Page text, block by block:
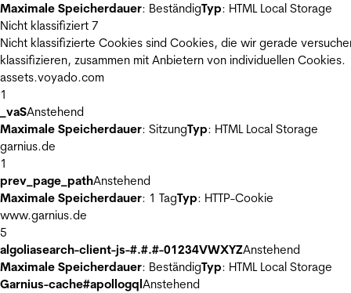
Maximale Speicherdauer: BeständigTyp: HTML Local Storage
Nicht klassifiziert 7
Nicht klassifizierte Cookies sind Cookies, die wir gerade
klassifizieren, zusammen mit Anbietern von individuellen Cookies.
assets.voyado.com
1
_vaSAnstehend
Maximale Speicherdauer: SitzungTyp: HTML Local Storage
garnius.de
1
prev_page_pathAnstehend
Maximale Speicherdauer: 1 TagTyp: HTTP-Cookie
www.garnius.de
5
algoliasearch-client-js-#.#.#-01234VWXYZAnstehend
Maximale Speicherdauer: BeständigTyp: HTML Local Storage
Garnius-cache#apollogqlAnstehend